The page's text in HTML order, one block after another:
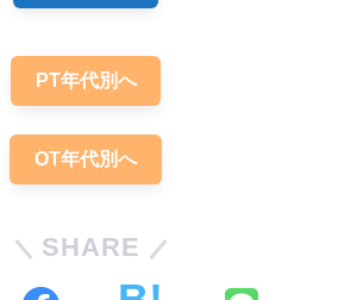
PT年代別へ
OT年代別へ
SHARE